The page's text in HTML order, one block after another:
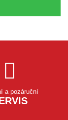
a pozáruční